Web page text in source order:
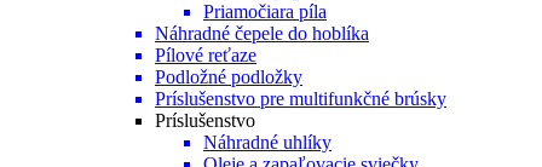
Priamočiara píla
Náhradné čepele do hoblíka
Pílové reťaze
Podložné podložky
Príslušenstvo pre multifunkčné brúsky
Príslušenstvo
Náhradné uhlíky